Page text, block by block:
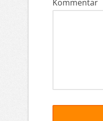
Kommentar